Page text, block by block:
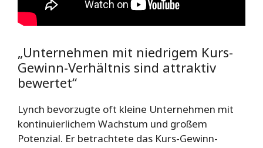
„Unternehmen mit niedrigem Kurs-
Gewinn-Verhältnis sind attraktiv
bewertet“
Lynch bevorzugte oft kleine Unternehmen mit
kontinuierlichem Wachstum und großem
Potenzial. Er betrachtete das Kurs-Gewinn-